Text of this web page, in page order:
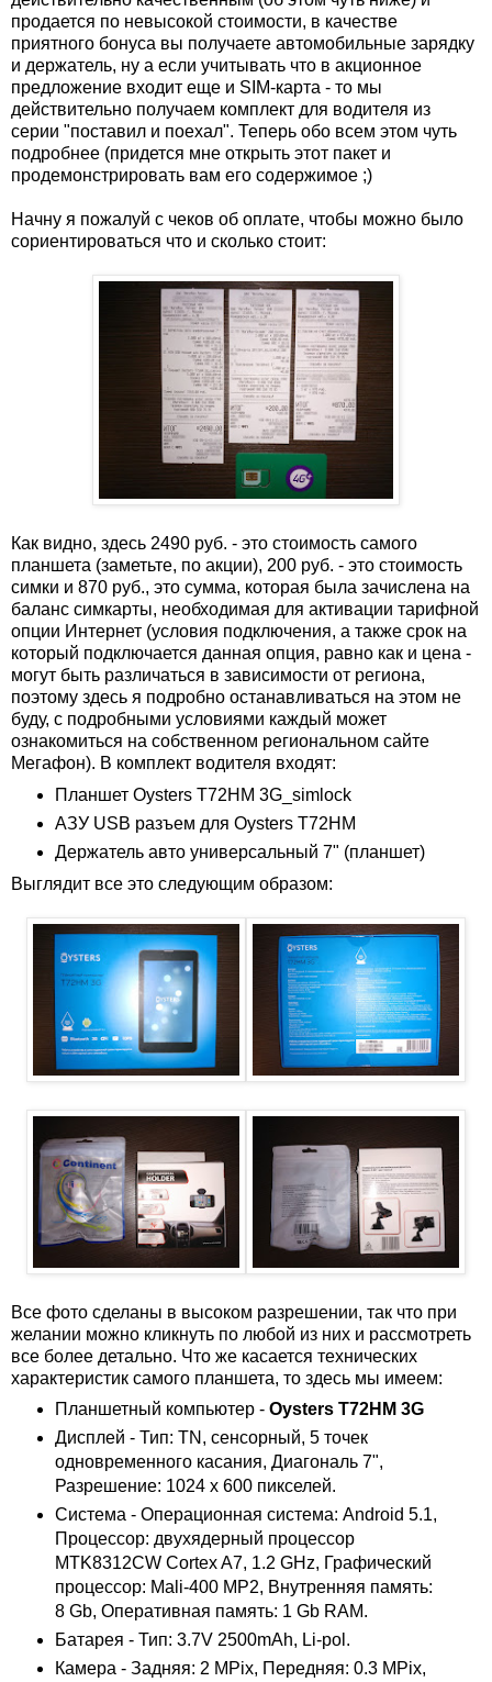
продается по невысокой стоимости, в качестве
приятного бонуса вы получаете автомобильные зарядку
и держатель, ну а если учитывать что в акционное
предложение входит еще и SIM-карта - то мы
действительно получаем комплект для водителя из
серии "поставил и поехал". Теперь обо всем этом чуть
подробнее (придется мне открыть этот пакет и
продемонстрировать вам его содержимое ;)
Начну я пожалуй с чеков об оплате, чтобы можно было
сориентироваться что и сколько стоит:
Как видно, здесь 2490 руб. - это стоимость самого
планшета (заметьте, по акции), 200 руб. - это стоимость
симки и 870 руб., это сумма, которая была зачислена на
баланс симкарты, необходимая для активации тарифной
опции Интернет (условия подключения, а также срок на
который подключается данная опция, равно как и цена -
могут быть различаться в зависимости от региона,
поэтому здесь я подробно останавливаться на этом не
буду, с подробными условиями каждый может
ознакомиться на собственном региональном сайте
Мегафон). В комплект водителя входят:
Планшет Oysters T72HM 3G_simlock
АЗУ USB разъем для Oysters T72HM
Держатель авто универсальный 7" (планшет)
Выглядит все это следующим образом:
Все фото сделаны в высоком разрешении, так что при
желании можно кликнуть по любой из них и рассмотреть
все более детально. Что же касается технических
характеристик самого планшета, то здесь мы имеем:
Планшетный компьютер - Oysters T72HM 3G
Дисплей - Тип: TN, сенсорный, 5 точек
одновременного касания, Диагональ 7",
Разрешение: 1024 x 600 пикселей.
Система - Операционная система: Android 5.1,
Процессор: двухядерный процессор
MTK8312CW Cortex A7, 1.2 GHz, Графический
процессор: Mali-400 MP2, Внутренняя память:
8 Gb, Оперативная память: 1 Gb RAM.
Батарея - Тип: 3.7V 2500mAh, Li-pol.
Камера - Задняя: 2 MPix, Передняя: 0.3 MPix,